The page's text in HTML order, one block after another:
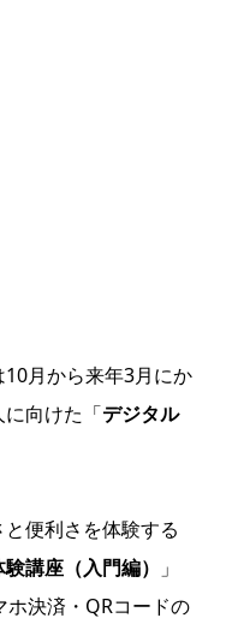
月から来年3月にか
向けた「デジタル
便利さを体験する
講座（入門編） 」
ホ決済・QRコードの